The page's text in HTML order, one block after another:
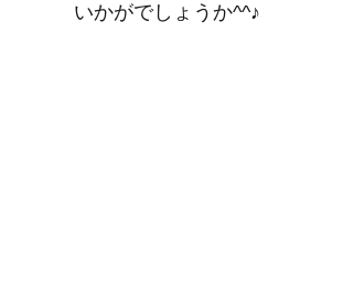
いかがでしょうか^^♪